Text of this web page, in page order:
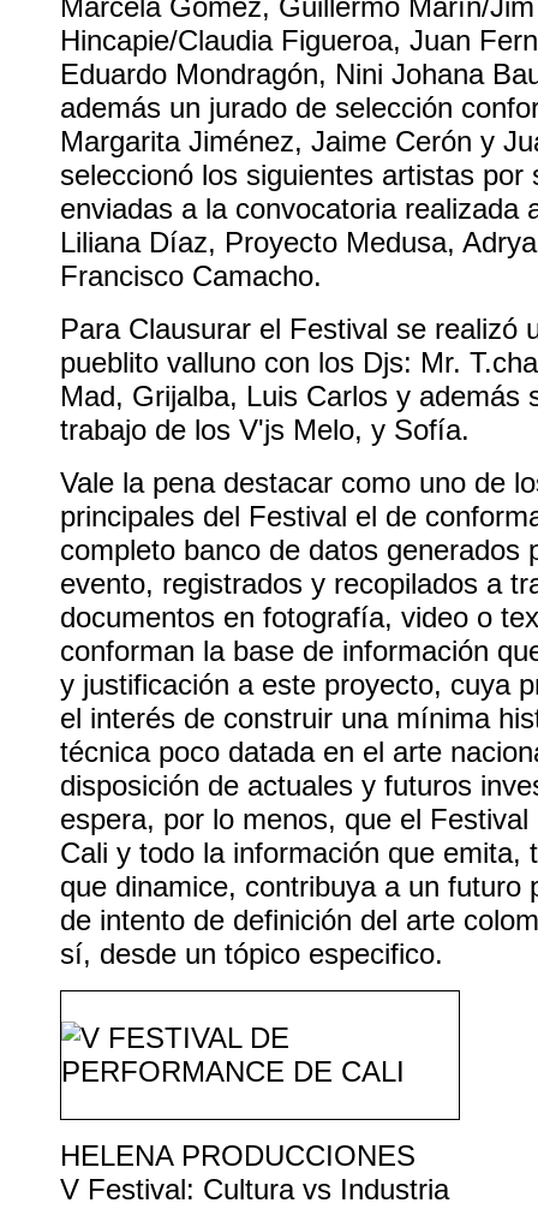
Marcela Gómez, Guillermo Marín/
Hincapie/Claudia Figueroa, Juan
Eduardo Mondragón, Nini Johana
además un jurado de selección
Margarita Jiménez, Jaime Cerón y
seleccionó los siguientes artistas por
enviadas a la convocatoria realizada
Liliana Díaz, Proyecto Medusa,
Francisco Camacho.
Para Clausurar el Festival se realizó
pueblito valluno con los Djs: Mr.
Mad, Grijalba, Luis Carlos y además
trabajo de los V'js Melo, y Sofía.
Vale la pena destacar como uno de
principales del Festival el de
completo banco de datos generados
evento, registrados y recopilados a
documentos en fotografía, video o
conforman la base de información
y justificación a este proyecto, cuya
el interés de construir una mínima
técnica poco datada en el arte
disposición de actuales y futuros
espera, por lo menos, que el
Cali y todo la información que emita,
que dinamice, contribuya a un futuro
de intento de definición del arte
sí, desde un tópico especifico.
HELENA PRODUCCIONES
V Festival: Cultura vs Industria